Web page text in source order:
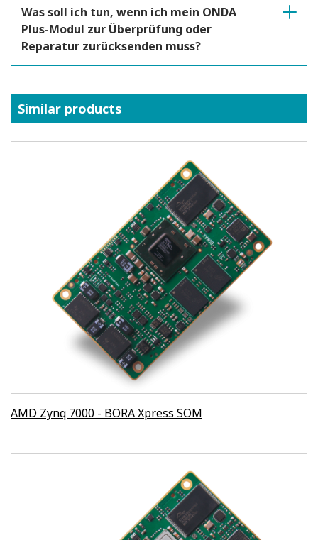
Was soll ich tun, wenn ich mein ONDA
Plus-Modul zur Überprüfung oder
Reparatur zurücksenden muss?
Similar products
AMD Zynq 7000 - BORA Xpress SOM